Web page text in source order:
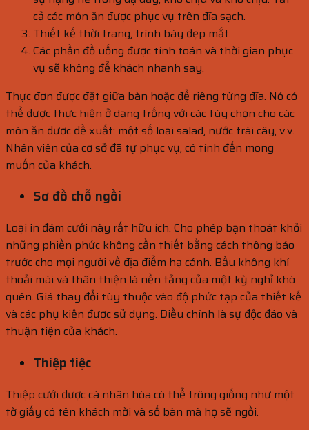
cả các món ăn được phục vụ trên đĩa sạch.
Thiết kế thời trang, trình bày đẹp mắt.
Các phần đồ uống được tính toán và thời gian phục
vụ sẽ không để khách nhanh say.
Thực đơn được đặt giữa bàn hoặc để riêng từng đĩa. Nó có
thể được thực hiện ở dạng trống với các tùy chọn cho các
món ăn được đề xuất: một số loại salad, nước trái cây, v.v.
Nhân viên của cơ sở đã tự phục vụ, có tính đến mong
muốn của khách.
Sơ đồ chỗ ngồi
Loại in đám cưới này rất hữu ích. Cho phép bạn thoát khỏi
những phiền phức không cần thiết bằng cách thông báo
trước cho mọi người về địa điểm hạ cánh. Bầu không khí
thoải mái và thân thiện là nền tảng của một kỳ nghỉ khó
quên. Giá thay đổi tùy thuộc vào độ phức tạp của thiết kế
và các phụ kiện được sử dụng. Điều chính là sự độc đáo và
thuận tiện của khách.
Thiệp tiệc
Thiệp cưới được cá nhân hóa có thể trông giống như một
tờ giấy có tên khách mời và số bàn mà họ sẽ ngồi.